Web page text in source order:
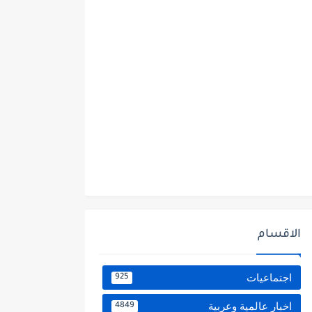
الاقسام
اجتماعيات 925
اخبار عالمية وعربية 4849